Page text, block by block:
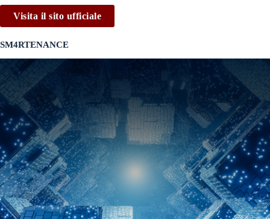
Visita il sito ufficiale
SM4RTENANCE